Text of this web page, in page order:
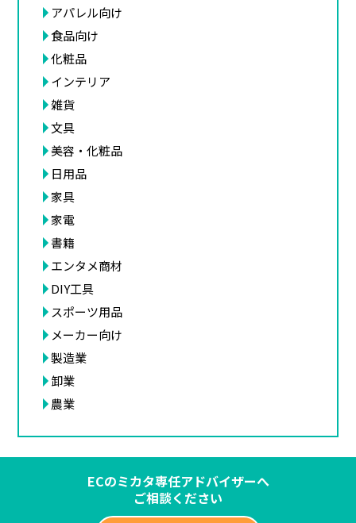
アパレル向け
食品向け
化粧品
インテリア
雑貨
文具
美容・化粧品
日用品
家具
家電
書籍
エンタメ商材
DIY工具
スポーツ用品
メーカー向け
製造業
卸業
農業
ECのミカタ専任アドバイザーへ
ご相談ください